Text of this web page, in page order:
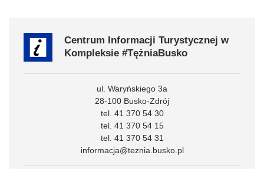
Centrum Informacji Turystycznej w
Kompleksie #TężniaBusko
ul. Waryńskiego 3a
28-100 Busko-Zdrój
tel. 41 370 54 30
tel. 41 370 54 15
tel. 41 370 54 31
informacja@teznia.busko.pl